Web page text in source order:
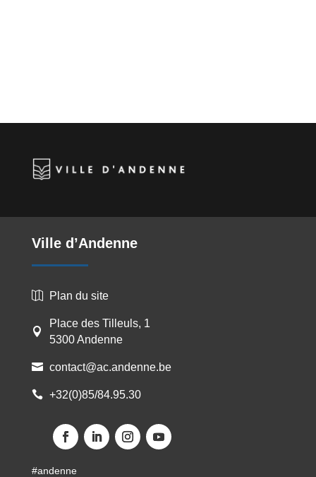
Ville d’Andenne
 Plan du site

Place des Tilleuls, 1
5300 Andenne
 contact@ac.andenne.be
 +32(0)85/84.95.30
#andenne